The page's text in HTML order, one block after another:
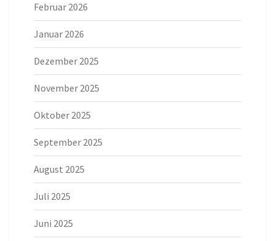
Februar 2026
Januar 2026
Dezember 2025
November 2025
Oktober 2025
September 2025
August 2025
Juli 2025
Juni 2025